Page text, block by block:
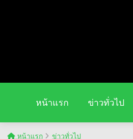
หน้าแรก ข่าวทั่วไป
หน้าแรก ข่าวทั่วไป